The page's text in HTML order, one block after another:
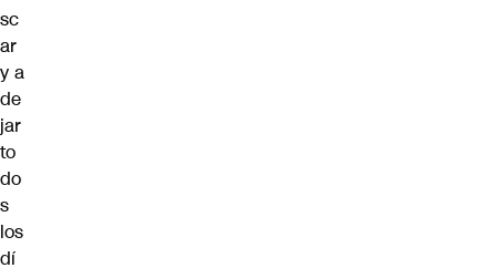
sc
ar
y a
de
jar
to
do
s
los
dí